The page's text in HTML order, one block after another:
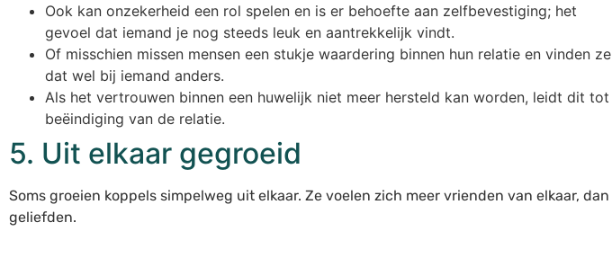
Ook kan onzekerheid een rol spelen en is er behoefte aan zelfbevestiging; het
gevoel dat iemand je nog steeds leuk en aantrekkelijk vindt.
Of misschien missen mensen een stukje waardering binnen hun relatie en vinden ze
dat wel bij iemand anders.
Als het vertrouwen binnen een huwelijk niet meer hersteld kan worden, leidt dit tot
beëindiging van de relatie.
5. Uit elkaar gegroeid
Soms groeien koppels simpelweg uit elkaar. Ze voelen zich meer vrienden van elkaar, dan
geliefden.